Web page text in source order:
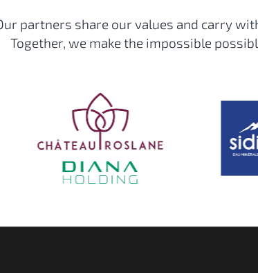
partners share our values and carry
Together, we make the impossible